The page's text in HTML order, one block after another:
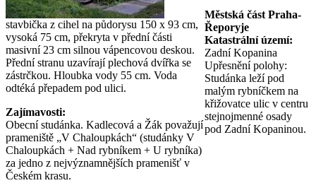
stavbička z cihel na půdorysu 150 x 93 cm,
vysoká 75 cm, překryta v přední části
masivní 23 cm silnou vápencovou deskou.
Přední stranu uzavírají plechová dvířka se
zástrčkou. Hloubka vody 55 cm. Voda
odtéká přepadem pod ulici.
Zajímavosti:
Obecní studánka. Kadlecová a Žák považují
prameniště „V Chaloupkách“ (studánky V
Chaloupkách + Nad rybníkem + U rybníka)
za jedno z nejvýznamnějších pramenišť v
Českém krasu.
Městská část Praha-
Řeporyje
Katastrální území:
Zadní Kopanina
Upřesnění polohy:
Studánka leží pod
malým rybníčkem na
křižovatce ulic v centru
stejnojmenné osady
pod Zadní Kopaninou.